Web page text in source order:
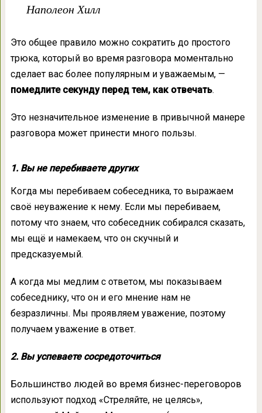
Наполеон Хилл
Это общее правило можно сократить до простого
трюка, который во время разговора моментально
сделает вас более популярным и уважаемым, —
помедлите секунду перед тем, как отвечать.
Это незначительное изменение в привычной манере
разговора может принести много пользы.
1. Вы не перебиваете других
Когда мы перебиваем собеседника, то выражаем
своё неуважение к нему. Если мы перебиваем,
потому что знаем, что собеседник собирался сказать,
мы ещё и намекаем, что он скучный и
предсказуемый.
А когда мы медлим с ответом, мы показываем
собеседнику, что он и его мнение нам не
безразличны. Мы проявляем уважение, поэтому
получаем уважение в ответ.
2. Вы успеваете сосредоточиться
Большинство людей во время бизнес-переговоров
используют подход «Стреляйте, не целясь»,